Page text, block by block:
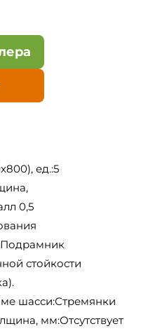
ед.:5
0,5
Подрамник
стойкости
шасси:Стремянки
мм:Отсутствует